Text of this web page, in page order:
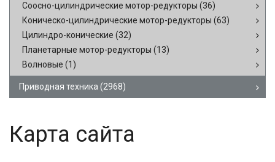
Соосно-цилиндрические мотор-редукторы (36)
Коническо-цилиндрические мотор-редукторы (63)
Цилиндро-конические (32)
Планетарные мотор-редукторы (13)
Волновые (1)
Приводная техника (2968)
Карта сайта